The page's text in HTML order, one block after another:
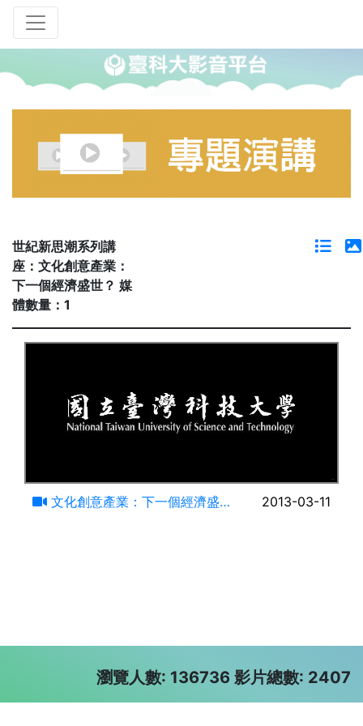
世紀新思潮系列講
座：文化創意產業：
下一個經濟盛世？ 媒
體數量：1
文化創意產業：下一個經濟盛
2013-03-11
瀏覽人數: 136736 影片總數: 2407